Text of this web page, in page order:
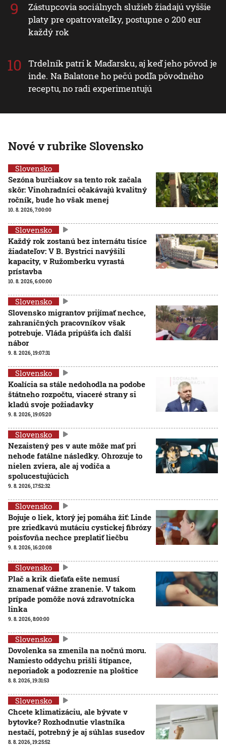
Zástupcovia sociálnych služieb žiadajú vyššie
platy pre opatrovateľky, postupne o 200 eur
každý rok
Trdelník patrí k Maďarsku, aj keď jeho pôvod je
inde. Na Balatone ho pečú podľa pôvodného
receptu, no radi experimentujú
Nové v rubrike Slovensko
Slovensko
Sezóna burčiakov sa tento rok začala
skôr: Vinohradníci očakávajú kvalitný
ročník, bude ho však menej
10. 8. 2026, 7:00:00
Slovensko
Každý rok zostanú bez internátu tisíce
žiadateľov: V B. Bystrici navýšili
kapacity, v Ružomberku vyrastá
prístavba
10. 8. 2026, 6:00:00
Slovensko
Slovensko migrantov prijímať nechce,
zahraničných pracovníkov však
potrebuje. Vláda pripúšťa ich ďalší
nábor
9. 8. 2026, 19:07:31
Slovensko
Koalícia sa stále nedohodla na podobe
štátneho rozpočtu, viaceré strany si
kladú svoje požiadavky
9. 8. 2026, 19:05:20
Slovensko
Nezaistený pes v aute môže mať pri
nehode fatálne následky. Ohrozuje to
nielen zviera, ale aj vodiča a
spolucestujúcich
9. 8. 2026, 17:52:32
Slovensko
Bojuje o liek, ktorý jej pomáha žiť: Linde
pre zriedkavú mutáciu cystickej fibrózy
poisťovňa nechce preplatiť liečbu
9. 8. 2026, 16:20:08
Slovensko
Plač a krik dieťaťa ešte nemusí
znamenať vážne zranenie. V takom
prípade pomôže nová zdravotnícka
linka
9. 8. 2026, 8:00:00
Slovensko
Dovolenka sa zmenila na nočnú moru.
Namiesto oddychu prišli štípance,
neporiadok a podozrenie na ploštice
8. 8. 2026, 19:31:53
Slovensko
Chcete klimatizáciu, ale bývate v
bytovke? Rozhodnutie vlastníka
nestačí, potrebný je aj súhlas susedov
8. 8. 2026, 19:25:52